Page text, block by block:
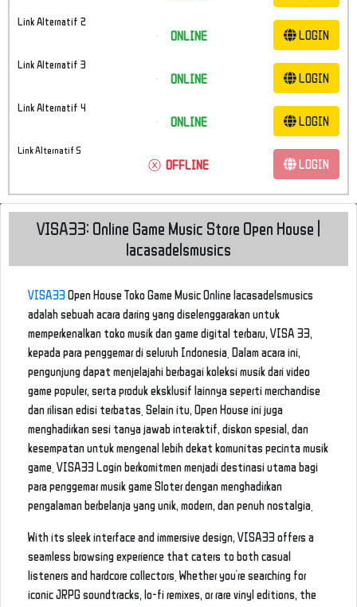
Link Alternatif 2
ONLINE LOGIN
Link Alternatif 3
ONLINE LOGIN
Link Alternatif 4
ONLINE LOGIN
Link Alternatif 5
ⓧ OFFLINE LOGIN
VISA33: Online Game Music Store Open House |
lacasadelsmusics
VISA33Open House Toko Game Music Online lacasadelsmusics
adalah sebuah acara daring yang diselenggarakan untuk
memperkenalkan toko musik dan game digital terbaru, VISA 33,
kepada para penggemar di seluruh Indonesia. Dalam acara ini,
pengunjung dapat menjelajahi berbagai koleksi musik dari video
game populer, serta produk eksklusif lainnya seperti merchandise
dan rilisan edisi terbatas. Selain itu, Open House ini juga
menghadirkan sesi tanya jawab interaktif, diskon spesial, dan
kesempatan untuk mengenal lebih dekat komunitas pecinta musik
game. VISA33 Login berkomitmen menjadi destinasi utama bagi
para penggemar musik game Sloter dengan menghadirkan
pengalaman berbelanja yang unik, modern, dan penuh nostalgia.
With its sleek interface and immersive design, VISA33 offers a
seamless browsing experience that caters to both casual
listeners and hardcore collectors. Whether you're searching for
iconic JRPG soundtracks, lo-fi remixes, or rare vinyl editions, the